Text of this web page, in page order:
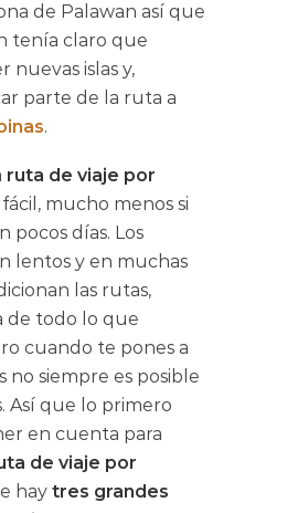
de Palawan así que
tenía claro que
nuevas islas y,
parte de la ruta a
.
ruta de viaje por
fácil, mucho menos si
pocos días. Los
lentos y en muchas
las rutas,
de todo lo que
cuando te pones a
no siempre es posible
Así que lo primero
en cuenta para
de viaje por
hay tres grandes